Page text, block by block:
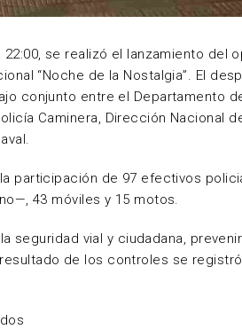
se realizó el lanzamiento del
“Noche de la Nostalgia”. El
conjunto entre el Departamento
Caminera, Dirección Nacional
participación de 97 efectivos
43 móviles y 15 motos.
seguridad vial y ciudadana,
de los controles se